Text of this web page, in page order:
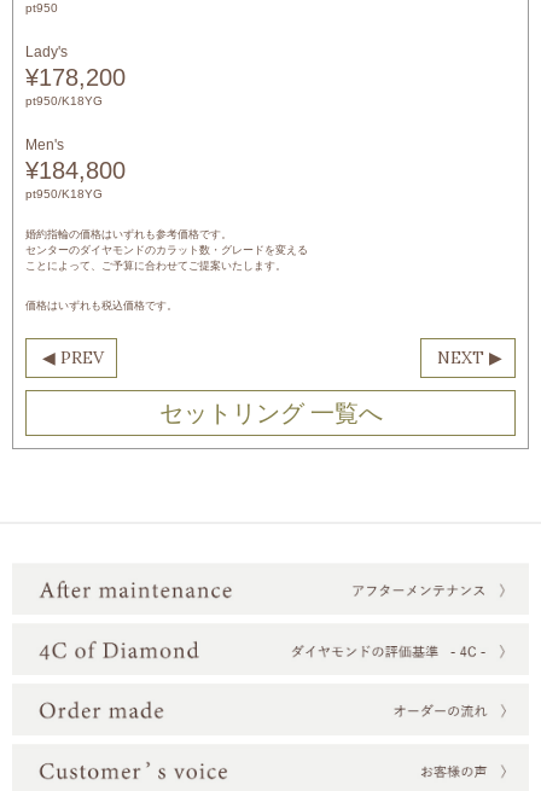
pt950
Lady's
¥178,200
pt950/K18YG
Men's
¥184,800
pt950/K18YG
婚約指輪の価格はいずれも参考価格です。
センターのダイヤモンドのカラット数・グレードを変える
ことによって、ご予算に合わせてご提案いたします。
価格はいずれも税込価格です。
セットリング 一覧へ